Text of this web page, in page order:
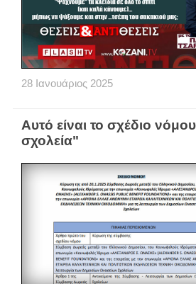
28 Ιανουάριος 2025
Αυτό είναι το σχέδιο
σχολεία"